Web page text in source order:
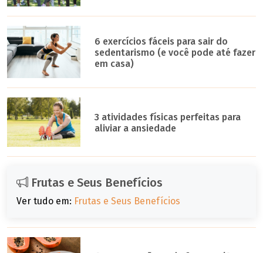
6 exercícios fáceis para sair do
sedentarismo (e você pode até fazer
em casa)
3 atividades físicas perfeitas para
aliviar a ansiedade
Frutas e Seus Benefícios
Ver tudo em: Frutas e Seus Benefícios